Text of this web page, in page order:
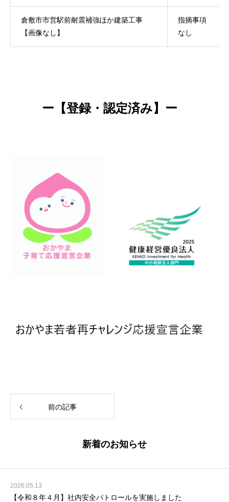
倉敷市市営駅前耐震補強ほか建築工事
【画像なし】
指摘事項
なし
ー【登録・認定済み】ー
前の記事
新着のお知らせ
2026.05.13
【令和８年４月】社内安全パトロールを実施しました